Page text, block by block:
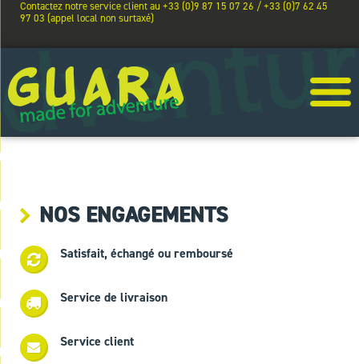
Contactez notre service client au +33 (0)9 87 15 07 26 / +33 (0)7 62 45
97 03 (appel local non surtaxé)
NOS ENGAGEMENTS
Satisfait, échangé ou remboursé
Service de livraison
Service client